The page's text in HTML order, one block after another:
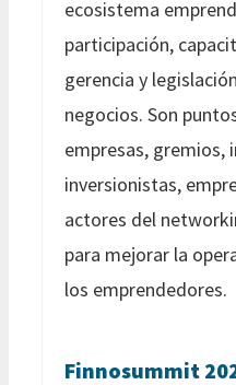
ecosistema
participación,
gerencia y
negocios. Son
empresas, gremios,
inversionistas,
actores del
para mejorar la
los emprendedores.
Finnosummit